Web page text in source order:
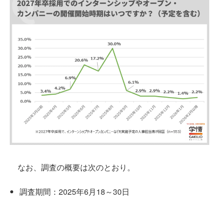
なお、調査の概要は次のとおり。
調査期間：2025年6月18～30日